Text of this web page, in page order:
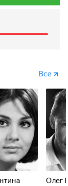
Все
Олег